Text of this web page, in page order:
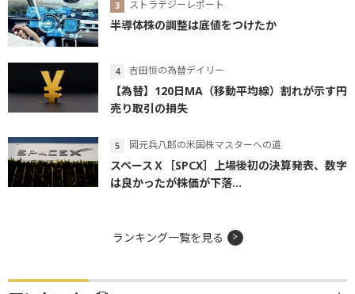
ストラテジーレポート
半導体株の調整は底値をつけたか
吉田恒の為替デイリー
【為替】120日MA（移動平均線）割れが示す円
売り取引の損失
岡元兵八郎の米国株マスターへの道
スペースＸ［SPCX］上場後初の決算発表、数字
は良かったが株価が下落...
ランキング一覧を見る